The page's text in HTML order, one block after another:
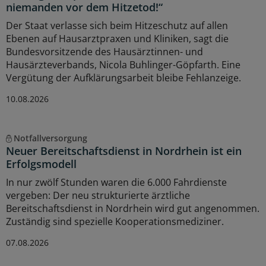
niemanden vor dem Hitzetod!“
Der Staat verlasse sich beim Hitzeschutz auf allen
Ebenen auf Hausarztpraxen und Kliniken, sagt die
Bundesvorsitzende des Hausärztinnen- und
Hausärzteverbands, Nicola Buhlinger-Göpfarth. Eine
Vergütung der Aufklärungsarbeit bleibe Fehlanzeige.
10.08.2026
Notfallversorgung
Neuer Bereitschaftsdienst in Nordrhein ist ein
Erfolgsmodell
In nur zwölf Stunden waren die 6.000 Fahrdienste
vergeben: Der neu strukturierte ärztliche
Bereitschaftsdienst in Nordrhein wird gut angenommen.
Zuständig sind spezielle Kooperationsmediziner.
07.08.2026